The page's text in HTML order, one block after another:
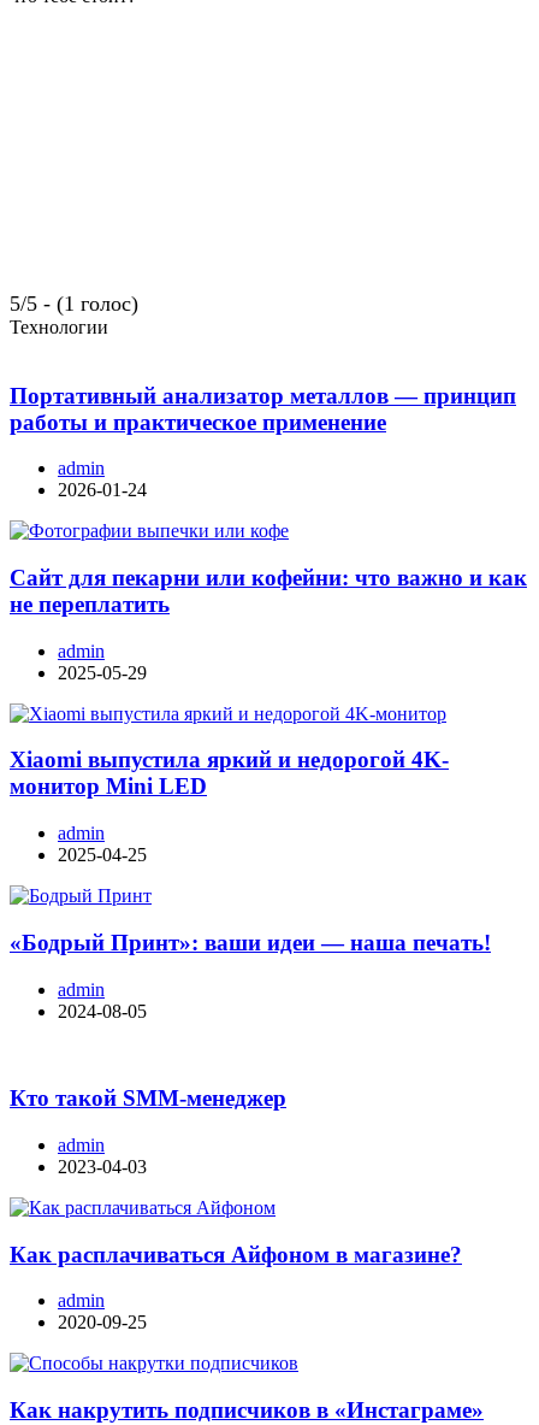
5/5 - (1 голос)
Технологии
Портативный анализатор металлов — принцип
работы и практическое применение
admin
2026-01-24
Сайт для пекарни или кофейни: что важно и как
не переплатить
admin
2025-05-29
Xiaomi выпустила яркий и недорогой 4K-
монитор Mini LED
admin
2025-04-25
«Бодрый Принт»: ваши идеи — наша печать!
admin
2024-08-05
Кто такой SMM-менеджер
admin
2023-04-03
Как расплачиваться Айфоном в магазине?
admin
2020-09-25
Как накрутить подписчиков в «Инстаграме»